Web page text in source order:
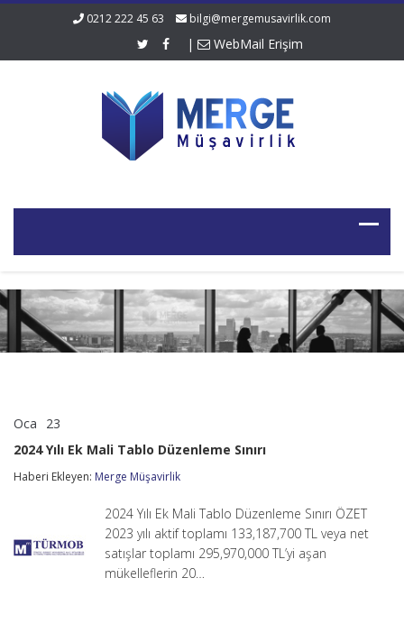
0212 222 45 63 bilgi@mergemusavirlik.com
| WebMail Erişim
Oca 23
Ek
Mali
Tablo
2024 Yılı Ek Mali Tablo Düzenleme Sınırı
Haberi Ekleyen: Merge Müşavirlik
2024 Yılı Ek Mali Tablo Düzenleme Sınırı ÖZET
2023 yılı aktif toplamı 133,187,700 TL veya net
satışlar toplamı 295,970,000 TL’yi aşan
mükelleflerin 20…